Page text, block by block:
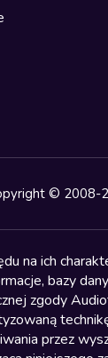
© 2008-
na ich
bazy
zgody
przez